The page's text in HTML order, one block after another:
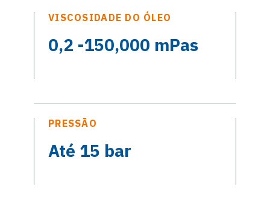
VISCOSIDADE DO ÓLEO
0,2 -150,000 mPas
PRESSÃO
Até 15 bar